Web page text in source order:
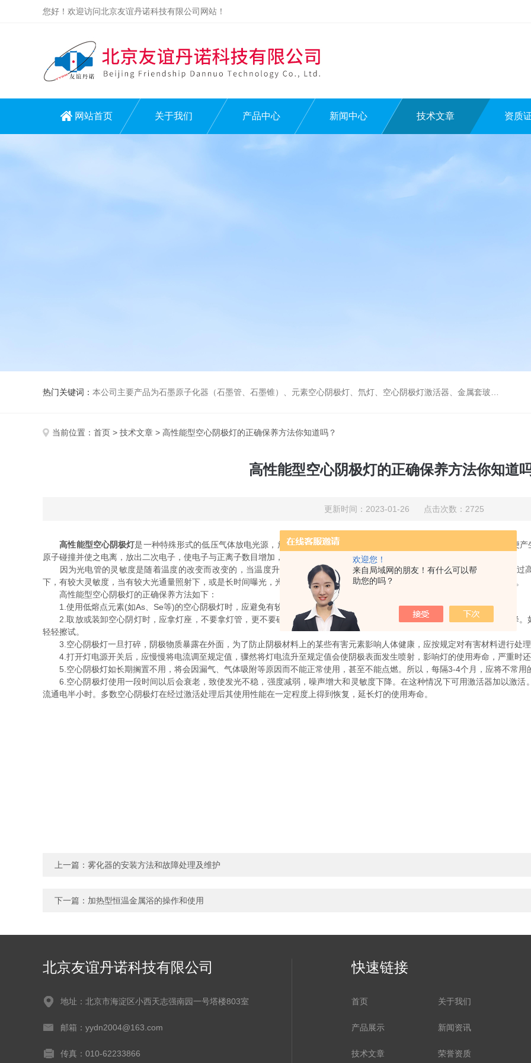
欢迎您！
来自局域网的朋友！有什么可以帮
助您的吗？
您好！欢迎访问北京友谊丹诺科技有限公司网站！
网站首页 关于我们 产品中心 新闻中心 技术文章 资质
热门关键词： 本公司主要产品为石墨原子化器（石墨管、石墨锥）、元素空心阴极灯、氘灯、空心阴极灯激活器、金属套玻璃高效雾化喷嘴。同时经销进口原装石墨管、石墨锥、空心阴极灯、氘灯等。
当前位置： 首页 > 技术文章 > 高性能型空心阴极灯的正确保养方法你知道吗？
高性能型空心阴极灯的正确保养方法你知道
更新时间：2023-01-26 点击次数：2725
高性能型空心阴极灯是一种特殊形式的低压气体放电光源，放电集中于阴极空腔内。当在两极之间施加200V-500V电压时，便
原子碰撞并使之电离，放出二次电子，使电子与正离子数目增加，以维持放电。
因为光电管的灵敏度是随着温度的改变而改变的，当温度升高时，光电管的灵敏度将降低，所以要注意温度影响，避免温度过
下，有较大灵敏度，当有较大光通量照射下，或是长时间曝光，光电管的灵敏度将显著下降，所以要注意避免强光或长时间的曝光。
高性能型空心阴极灯的正确保养方法如下：
1.使用低熔点元素(如As、Se等)的空心阴极灯时，应避免有较大的振动，用毕不能立即更换其他灯，需要冷却后再换。
2.取放或装卸空心阴灯时，应拿灯座，不要拿灯管，更不要碰灯的石英窗口，以防止灯管破裂或窗口被沾污，异致光能量下降。
轻轻擦试。
3.空心阴极灯一旦打碎，阴极物质暴露在外面，为了防止阴极材料上的某些有害元素影响人体健康，应按规定对有害材料进行处
4.打开灯电源开关后，应慢慢将电流调至规定值，骤然将灯电流升至规定值会使阴极表面发生喷射，影响灯的使用寿命，严重时
5.空心阴极灯如长期搁置不用，将会因漏气、气体吸附等原因而不能正常使用，甚至不能点燃。所以，每隔3-4个月，应将不常用
6.空心阴极灯使用一段时间以后会衰老，致使发光不稳，强度减弱，噪声增大和灵敏度下降。在这种情况下可用激活器加以激活
流通电半小时。多数空心阴极灯在经过激活处理后其使用性能在一定程度上得到恢复，延长灯的使用寿命。
上一篇： 雾化器的安装方法和故障处理及维护
下一篇： 加热型恒温金属浴的操作和使用
北京友谊丹诺科技有限公司
地址：北京市海淀区小西天志强南园一号塔楼803室
邮箱：yydn2004@163.com
传真：010-62233866
快速链接
首页 关于我们
产品展示 新闻资讯
技术文章 荣誉资质